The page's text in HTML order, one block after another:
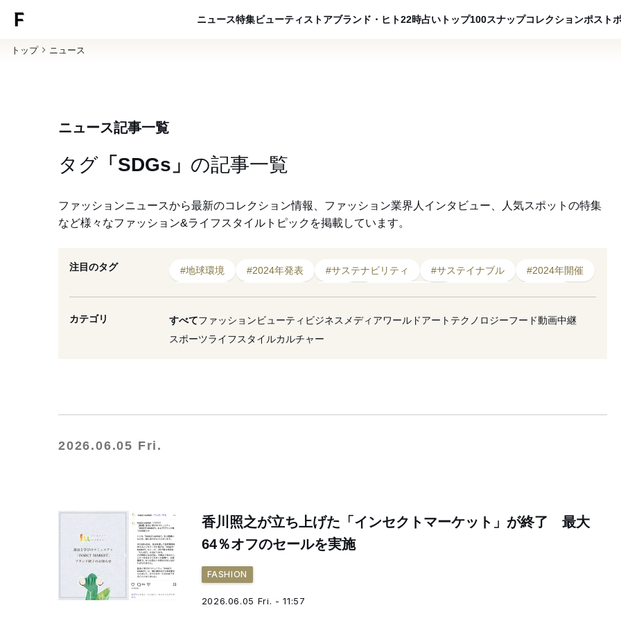
ニュース特集ビューティ ストアブランド・ヒト22時占い トップ100スナップコレクションポスト
トップ ニュース
ニュース記事一覧
タグ 「SDGs」 の記事一覧
ファッションニュースから最新のコレクション情報、ファッション業界人インタビュー、人気スポットの特集
など様々なファッション&ライフスタイルトピックを掲載しています。
注目のタグ #地球環境 #2024年発表 #サステナビリティ #サステイナブル
#2024年開催
#SDGs
#リユース #サービス #アップサイクル
#エシカル
#2026年発表
#環境 #ブランド
カテゴリ すべてファッションビューティ ビジネス メディアワールドアート テクノロジーフード動画中継
スポーツライフスタイルカルチャー
2026.06.05 Fri.
香川照之が立ち上げた「インセクトマーケット」が終了 最大
64％オフのセールを実施
FASHION
2026.06.05 Fri. - 11:57